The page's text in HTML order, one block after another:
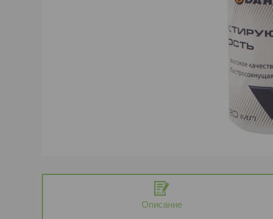
Описание